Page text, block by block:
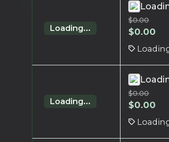
Loading...
$0.00
$0.00
Loading...
$0.00
$0.00